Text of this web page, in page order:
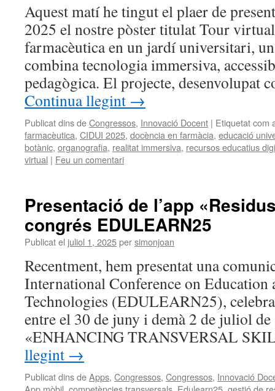
Aquest matí he tingut el plaer de
2025 el nostre pòster titulat Tour
farmacèutica en un jardí universitari,
combina tecnologia immersiva,
pedagògica. El projecte, desenvolupat
Continua llegint →
Publicat dins deCongressos, Innovació Docent | Etiquetat com
farmacèutica, CIDUI 2025, docència en farmàcia, educació
botànic, organografia, realitat immersiva, recursos educatius
virtual | Feu un comentari
Presentació de l’app
congrés EDULEARN25
Publicat el juliol 1, 2025persimonjoan
Recentment, hem presentat una
International Conference on Education
Technologies (EDULEARN25),
entre el 30 de juny i demà 2 de juliol
«ENHANCING TRANSVERSAL
llegint →
Publicat dins deApps, Congressos, Congressos, Innovació